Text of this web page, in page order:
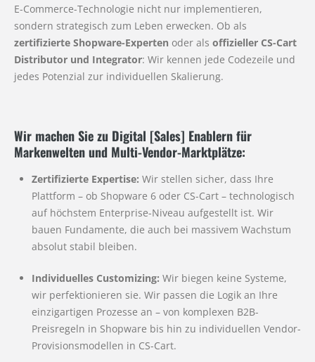
E-Commerce-Technologie nicht nur implementieren,
sondern strategisch zum Leben erwecken. Ob als
zertifizierte Shopware-Experten oder als offizieller CS-Cart
Distributor und Integrator: Wir kennen jede Codezeile und
jedes Potenzial zur individuellen Skalierung.
Wir machen Sie zu Digital [Sales] Enablern für
Markenwelten und Multi-Vendor-Marktplätze:
Zertifizierte Expertise: Wir stellen sicher, dass Ihre
Plattform – ob Shopware 6 oder CS-Cart – technologisch
auf höchstem Enterprise-Niveau aufgestellt ist. Wir
bauen Fundamente, die auch bei massivem Wachstum
absolut stabil bleiben.
Individuelles Customizing: Wir biegen keine Systeme,
wir perfektionieren sie. Wir passen die Logik an Ihre
einzigartigen Prozesse an – von komplexen B2B-
Preisregeln in Shopware bis hin zu individuellen Vendor-
Provisionsmodellen in CS-Cart.